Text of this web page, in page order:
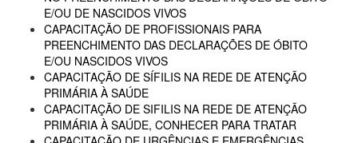
E/OU DE NASCIDOS VIVOS
CAPACITAÇÃO DE PROFISSIONAIS PARA
PREENCHIMENTO DAS DECLARAÇÕES DE ÓBITO
E/OU NASCIDOS VIVOS
CAPACITAÇÃO DE SÍFILIS NA REDE DE ATENÇÃO
PRIMÁRIA À SAÚDE
CAPACITAÇÃO DE SIFILIS NA REDE DE ATENÇÃO
PRIMÁRIA À SAÚDE, CONHECER PARA TRATAR